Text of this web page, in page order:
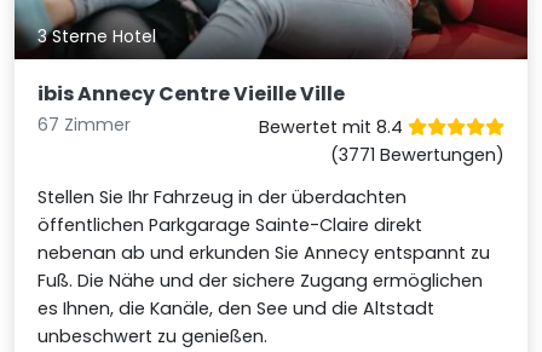
3 Sterne Hotel
ibis Annecy Centre Vieille Ville
67 Zimmer
Bewertet mit 8.4
(3771 Bewertungen)
Stellen Sie Ihr Fahrzeug in der überdachten
öffentlichen Parkgarage Sainte-Claire direkt
nebenan ab und erkunden Sie Annecy entspannt zu
Fuß. Die Nähe und der sichere Zugang ermöglichen
es Ihnen, die Kanäle, den See und die Altstadt
unbeschwert zu genießen.